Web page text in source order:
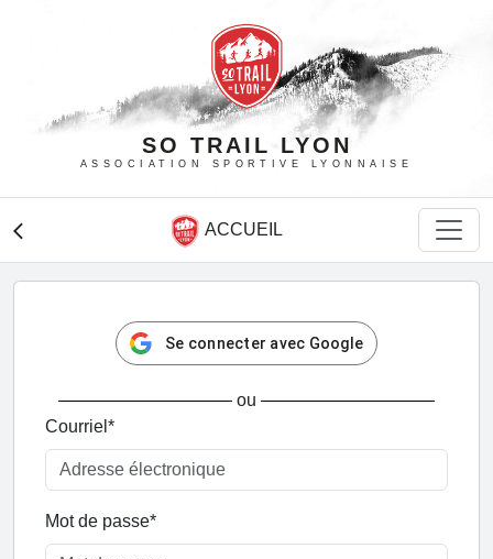
SO TRAIL LYON
ASSOCIATION SPORTIVE LYONNAISE
arrow_back_ios ACCUEIL
Se connecter avec Google
ou
Courriel *
Mot de passe*